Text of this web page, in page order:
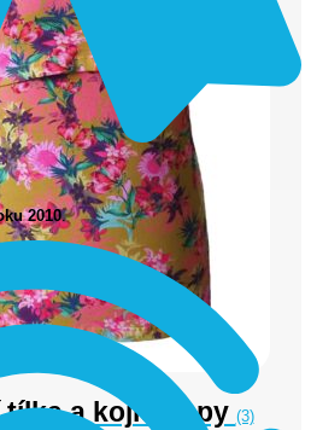
tílka a kojicí topy (3)
2010.